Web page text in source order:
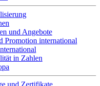
und Angebote
Promotion international
in Zahlen
und Zertifikate